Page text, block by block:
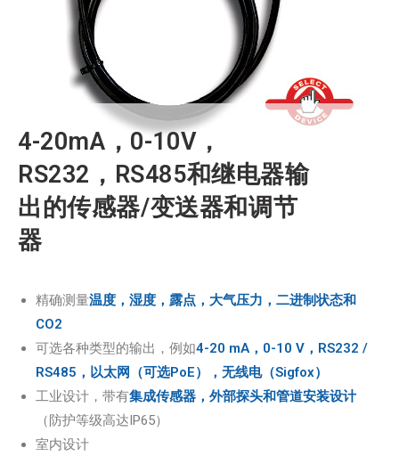
4-20mA，0-10V，
RS232，RS485和继电器输
出的传感器/变送器和调节
器
精确测量温度，湿度，露点，大气压力，二进制状态和
CO2
可选各种类型的输出，例如4-20 mA，0-10 V，RS232 /
RS485，以太网（可选PoE），无线电（Sigfox）
工业设计，带有集成传感器，外部探头和管道安装设计
（防护等级高达IP65）
室内设计